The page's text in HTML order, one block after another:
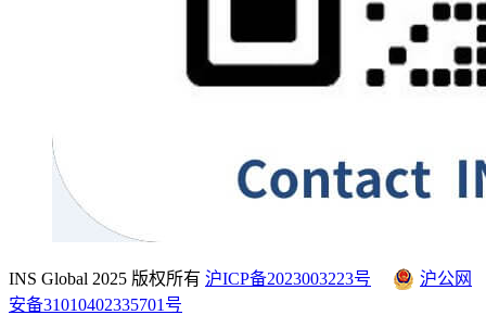
INS Global 2025 版权所有 沪ICP备2023003223号
沪公网
安备31010402335701号